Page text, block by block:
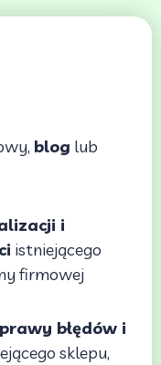
blog lub
i
istniejącego
firmowej
błędów i
sklepu,